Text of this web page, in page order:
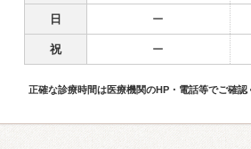
日 ー
祝 ー
正確な診療時間は医療機関のHP・電話等でご確認